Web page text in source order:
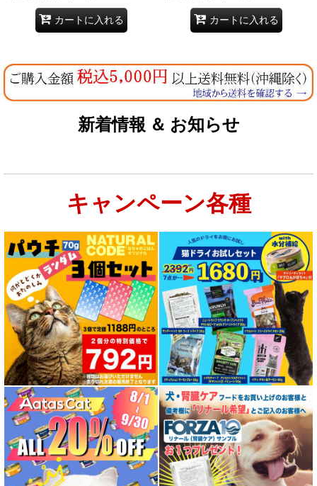
カートに入れる カートに入れる
新着情報 ＆ お知らせ
キャンペーン各種